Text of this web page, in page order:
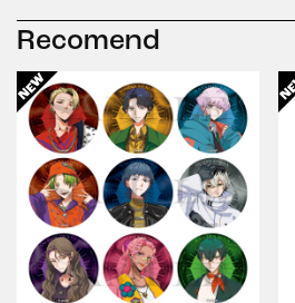
Recomend